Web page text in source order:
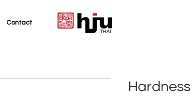
Contact
THAI